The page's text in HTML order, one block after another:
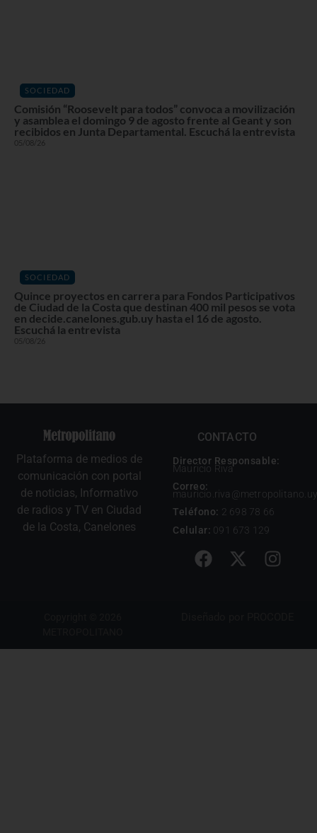
SOCIEDAD
Comisión “Roosevelt para todos” convoca a movilización
y asamblea el domingo 9 de agosto frente al Geant y son
recibidos en Junta Departamental. Escuchá la entrevista
05/08/26
SOCIEDAD
Quince proyectos en carrera para Fondos Participativos
de Ciudad de la Costa que destinan 400 mil pesos se vota
en decide.canelones.gub.uy hasta el 16 de agosto.
Escuchá la entrevista
05/08/26
Plataforma de medios de
comunicación con portal
de noticias, Informativo
de radios y TV en Ciudad
de la Costa, Canelones
CONTACTO
Director Responsable:
Mauricio Riva
Correo:
mauricio.riva@metropolitano.uy
Teléfono: 2 698 78 66
Celular: 091 673 129